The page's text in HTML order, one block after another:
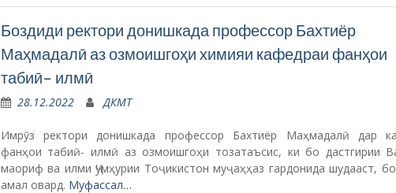
Боздиди ректори донишкада профессор Бахтиёр
Маҳмадалӣ аз озмоишгоҳи химияи кафедраи фанҳои
табиӣ- илмӣ
28.12.2022 ДКМТ
Имрӯз ректори донишкада профессор Бахтиёр Маҳмадалӣ дар
фанҳои табиӣ- илмӣ аз озмоишгоҳи тозатаъсис, ки бо дастгирии
маориф ва илми Ҷумҳурии Тоҷикистон муҷаҳҳаз гардонида шудааст,
амал овард. Муфассал…